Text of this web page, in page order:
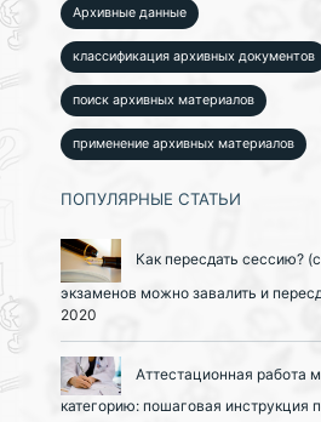
Архивные данные
классификация архивных документов
поиск архивных материалов
применение архивных материалов
ПОПУЛЯРНЫЕ СТАТЬИ
Как пересдать сессию?
экзаменов можно завалить и
2020
Аттестационная работа
категорию: пошаговая инструкция